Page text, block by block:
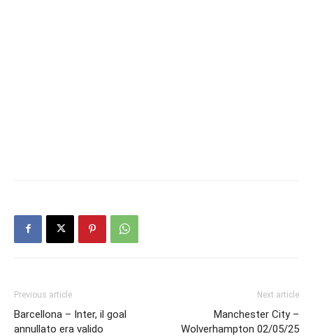
Previous article
Barcellona – Inter, il goal
annullato era valido
Next article
Manchester City –
Wolverhampton 02/05/25